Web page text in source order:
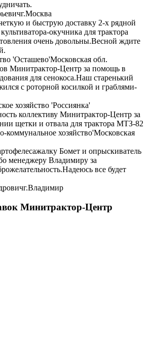
г.Москва
и быструю доставку 2-х рядной
окучника для трактора
очень довольны.Весной ждите
'Осташево'Московская обл.
Минитрактор-Центр за помощь в
для сенокоса.Наш старенький
с роторной косилкой и граблями-
хозяйство 'Россиянка'
коллективу Минитрактор-Центр за
щетки и отвала для трактора МТЗ-82
хозяйство'Московская
Бомет и опрыскиватель
менеджеру Владимиру за
все будет
г.Владимир
Минитрактор-Центр